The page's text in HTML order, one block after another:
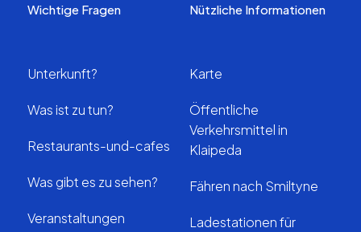
Wichtige Fragen
Unterkunft?
Was ist zu tun?
Restaurants-und-cafes
Was gibt es zu sehen?
Veranstaltungen
Nützliche Informationen
Karte
Öffentliche
Verkehrsmittel in
Klaipeda
Fähren nach Smiltyne
Ladestationen für